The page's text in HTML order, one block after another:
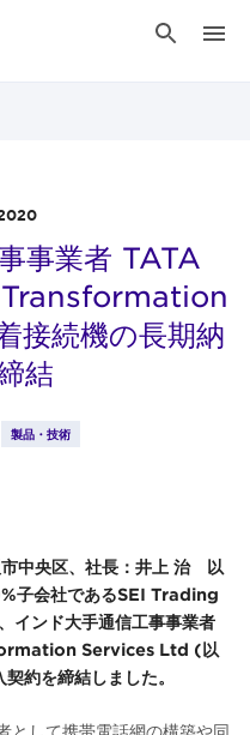
事業者 TATA
続機の長期納
結
製品・技術
中央区、社長：井上 治 以
子会社であるSEI Trading
ンド大手通信工事事業者
Services Ltd (以
約を締結しました。
として携帯電話網の構築や同